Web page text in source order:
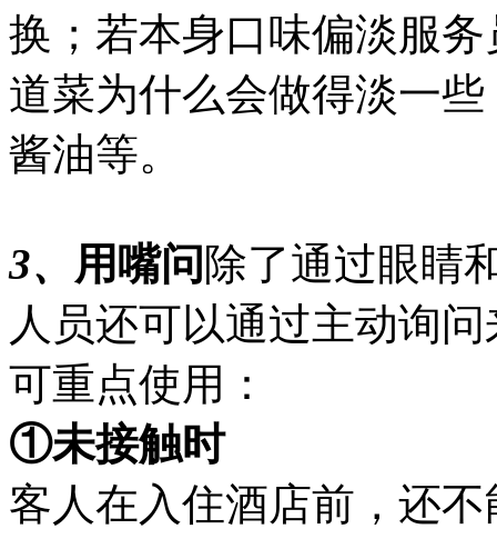
换；若本身口味偏淡服
道菜为什么会做得淡一
酱油等。
3、 用嘴问 除了通过眼睛
人员还可以通过主动询
可重点使用：
①未接触时
客人在入住酒店前，还